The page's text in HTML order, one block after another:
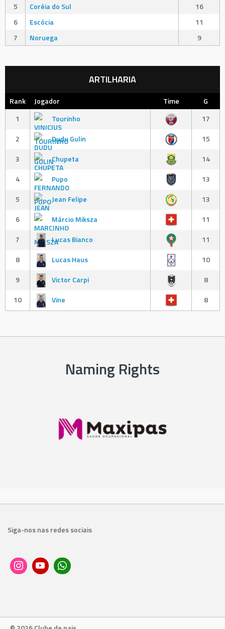
5
Coréia do Sul
16
6
Escócia
11
7
Noruega 9
ARTILHARIA
Rank Jogador Time
G
1
Tourinho
17
2
Dudu Gulin
15
3
Chupeta
14
4
Pupo
13
5
Jean Felipe
13
6
Márcio Miksza
11
7
Lucas Bianco
11
8
Lucas Haus
10
9
Victor Carpi
8
10
Vine 8
Naming Rights
Siga-nos nas redes sociais